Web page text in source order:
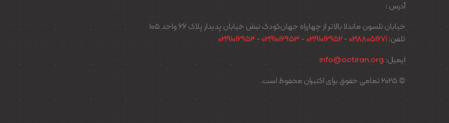
آدرس :
خیابان نلسون ماندلا بالاتر از چهارراه جهان‌کودک نبش خیابان پدیدار پلاک ۶۶ واحد ۱۰۵
تلفن:02188051671
-
02191016952
-
02191016953
-
02191016954
ایمیل: info@octiran.org
© 2025 تمامی حقوق برای اکتیران محفوظ است.